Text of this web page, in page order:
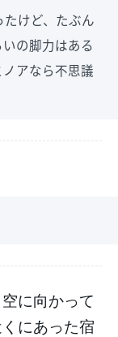
けど、たぶん
の脚力はある
アなら不思議
に向かって
にあった宿